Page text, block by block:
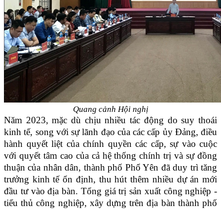
Quang cảnh Hội nghị
Năm 2023, mặc dù chịu nhiều tác động do suy thoái
kinh tế, song với sự lãnh đạo của các cấp ủy Đảng, điều
hành quyết liệt của chính quyền các cấp, sự vào cuộc
với quyết tâm cao của cả hệ thống chính trị và sự đồng
thuận của nhân dân, thành phố Phổ Yên đã duy trì tăng
trưởng kinh tế ổn định, thu hút thêm nhiều dự án mới
đầu tư vào địa bàn. Tổng giá trị sản xuất công nghiệp -
tiểu thủ công nghiệp, xây dựng trên địa bàn thành phố